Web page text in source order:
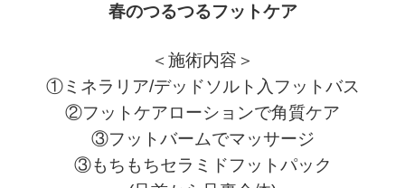
春のつるつるフットケア
＜施術内容＞
①ミネラリア/デッドソルト入フットバス
②フットケアローションで角質ケア
③フットバームでマッサージ
③もちもちセラミドフットパック